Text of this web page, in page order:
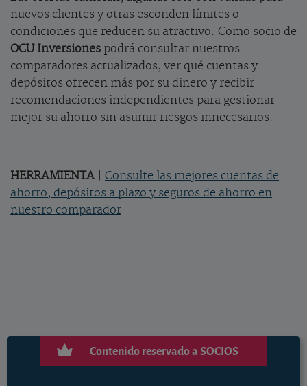
nuevos clientes y otras esconden límites o
condiciones que reducen su atractivo. Como socio de
OCU Inversiones podrá consultar nuestros
comparadores actualizados, ver qué cuentas y
depósitos ofrecen más por su dinero y recibir
recomendaciones independientes para gestionar
mejor su ahorro sin asumir riesgos innecesarios.
HERRAMIENTA
Consulte las mejores cuentas de
ahorro, depósitos a plazo y seguros de ahorro en
nuestro comparador
Contenido reservado a SOCIOS